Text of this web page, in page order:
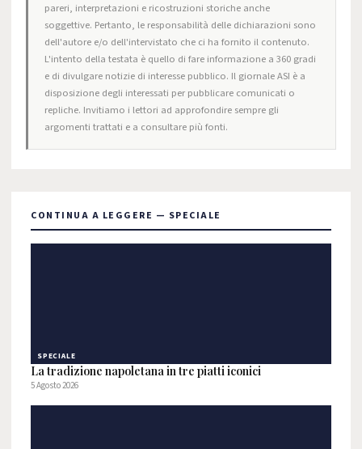
pareri, interpretazioni e ricostruzioni storiche anche
soggettive. Pertanto, le responsabilità delle dichiarazioni sono
dell'autore e/o dell'intervistato che ci ha fornito il contenuto.
L'intento della testata è quello di fare informazione a 360 gradi
e di divulgare notizie di interesse pubblico. Il giornale ASI è a
disposizione degli interessati per pubblicare comunicati o
repliche. Invitiamo i lettori ad approfondire sempre gli
argomenti trattati e a consultare più fonti.
CONTINUA A LEGGERE — SPECIALE
SPECIALE
La tradizione napoletana in tre piatti iconici
5 Agosto 2026